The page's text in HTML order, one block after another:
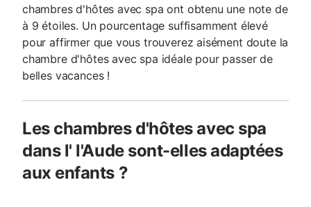
chambres d'hôtes avec spa ont obtenu une note de
à 9 étoiles. Un pourcentage suffisamment élevé
pour affirmer que vous trouverez aisément doute la
chambre d'hôtes avec spa idéale pour passer de
belles vacances !
Les chambres d'hôtes avec spa
dans l' l'Aude sont-elles adaptées
aux enfants ?